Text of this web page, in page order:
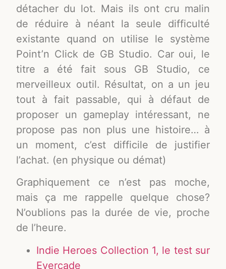
détacher du lot. Mais ils ont cru malin
de réduire à néant la seule difficulté
existante quand on utilise le système
Point’n Click de GB Studio. Car oui, le
titre a été fait sous GB Studio, ce
merveilleux outil. Résultat, on a un jeu
tout à fait passable, qui à défaut de
proposer un gameplay intéressant, ne
propose pas non plus une histoire… à
un moment, c’est difficile de justifier
l’achat. (en physique ou démat)
Graphiquement ce n’est pas moche,
mais ça me rappelle quelque chose?
N’oublions pas la durée de vie, proche
de l’heure.
Indie Heroes Collection 1, le test sur
Evercade